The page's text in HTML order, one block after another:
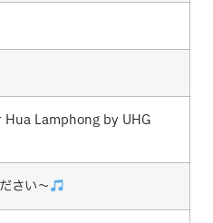
Lamphong by UHG
さい～